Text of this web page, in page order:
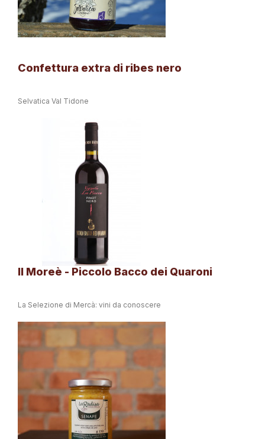
Confettura extra di ribes nero
Selvatica Val Tidone
Il Moreè - Piccolo Bacco dei Quaroni
La Selezione di Mercà: vini da conoscere